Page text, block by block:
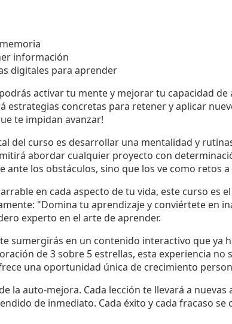
información
digitales para aprender
activar tu mente y mejorar tu capacidad de
estrategias concretas para retener y aplicar
te impidan avanzar!
del curso es desarrollar una mentalidad y
abordar cualquier proyecto con
ante los obstáculos, sino que los ve como retos a
en cada aspecto de tu vida, este curso es
"Domina tu aprendizaje y conviértete en
experto en el arte de aprender.
sumergirás en un contenido interactivo que ya
de 3 sobre 5 estrellas, esta experiencia no
una oportunidad única de crecimiento
la auto-mejora. Cada lección te llevará a
de inmediato. Cada éxito y cada fracaso se